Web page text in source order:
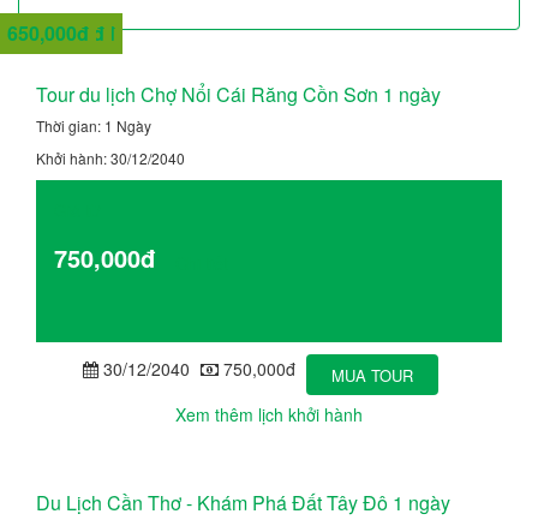
6,590,000đ
5,990,000đ
9,790,000đ
10,290,000đ
6,590,000đ
6,990,000đ
650,000đ
Tour du lịch Chợ Nổi Cái Răng Cồn Sơn 1 ngày
Thời gian: 1 Ngày
Khởi hành: 30/12/2040
750,000đ
30/12/2040 750,000đ MUA TOUR
Xem thêm lịch khởi hành
Du Lịch Cần Thơ - Khám Phá Đất Tây Đô 1 ngày